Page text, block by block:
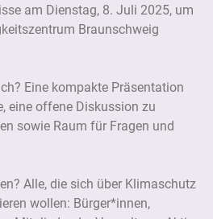
am Dienstag, 8. Juli 2025, um
Braunschweig
Eine kompakte Präsentation
eine offene Diskussion zu
sowie Raum für Fragen und
Alle, die sich über Klimaschutz
wollen: Bürger*innen,